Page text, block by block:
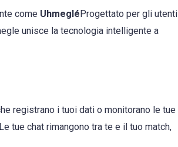
come UhmegléProgettato per gli utenti
unisce la tecnologia intelligente a
registrano i tuoi dati o monitorano le tue
tue chat rimangono tra te e il tuo match,